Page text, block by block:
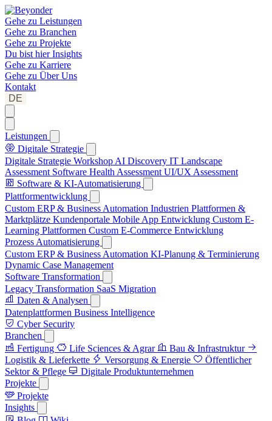
Gehe zu Leistungen
Gehe zu Branchen
Gehe zu Projekte
Du bist hierInsights
Gehe zu Karriere
Gehe zu Über Uns
Kontakt
DE
Leistungen
Digitale Strategie
Digitale Strategie Workshop AI Discovery IT Landscape
Assessment Software Health Assessment UI/UX Assessment
Software & KI-Automatisierung
Plattformentwicklung
Custom ERP & Business Automation Industrien Plattformen &
Marktplätze Kundenportale Mobile App Entwicklung Custom E-
Learning Plattformen Custom E-Commerce Entwicklung
Prozess Automatisierung
Custom ERP & Business Automation KI-Planung & Terminierung
Dynamic Case Management
Software Transformation
Legacy Transformation SaaS Migration
Daten & Analysen
Datenplattformen Business Intelligence
Cyber Security
Branchen
Fertigung
Life Sciences & Agrar
Bau & Infrastruktur
Logistik & Lieferkette
Versorgung & Energie
Öffentlicher
Sektor & Pflege
Digitale Produktunternehmen
Projekte
Projekte
Insights